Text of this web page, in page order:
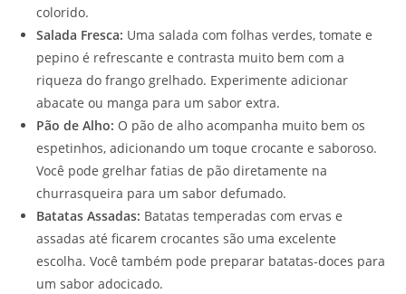
colorido.
Salada Fresca: Uma salada com folhas verdes, tomate e
pepino é refrescante e contrasta muito bem com a
riqueza do frango grelhado. Experimente adicionar
abacate ou manga para um sabor extra.
Pão de Alho: O pão de alho acompanha muito bem os
espetinhos, adicionando um toque crocante e saboroso.
Você pode grelhar fatias de pão diretamente na
churrasqueira para um sabor defumado.
Batatas Assadas: Batatas temperadas com ervas e
assadas até ficarem crocantes são uma excelente
escolha. Você também pode preparar batatas-doces para
um sabor adocicado.